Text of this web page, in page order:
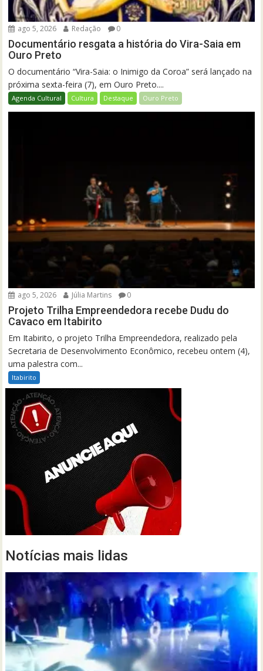
ago 5, 2026 Redação 0
Documentário resgata a história do Vira-Saia em
Ouro Preto
O documentário “Vira-Saia: o Inimigo da Coroa” será lançado na
próxima sexta-feira (7), em Ouro Preto....
Agenda Cultural Cultura Destaque Ouro Preto
ago 5, 2026 Júlia Martins 0
Projeto Trilha Empreendedora recebe Dudu do
Cavaco em Itabirito
Em Itabirito, o projeto Trilha Empreendedora, realizado pela
Secretaria de Desenvolvimento Econômico, recebeu ontem (4),
uma palestra com...
Itabirito
Notícias mais lidas